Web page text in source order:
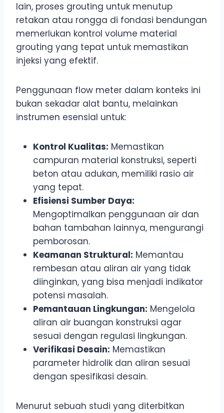
lain, proses grouting untuk menutup
retakan atau rongga di fondasi bendungan
memerlukan kontrol volume material
grouting yang tepat untuk memastikan
injeksi yang efektif.
Penggunaan flow meter dalam konteks ini
bukan sekadar alat bantu, melainkan
instrumen esensial untuk:
Kontrol Kualitas: Memastikan
campuran material konstruksi, seperti
beton atau adukan, memiliki rasio air
yang tepat.
Efisiensi Sumber Daya:
Mengoptimalkan penggunaan air dan
bahan tambahan lainnya, mengurangi
pemborosan.
Keamanan Struktural: Memantau
rembesan atau aliran air yang tidak
diinginkan, yang bisa menjadi indikator
potensi masalah.
Pemantauan Lingkungan: Mengelola
aliran air buangan konstruksi agar
sesuai dengan regulasi lingkungan.
Verifikasi Desain: Memastikan
parameter hidrolik dan aliran sesuai
dengan spesifikasi desain.
Menurut sebuah studi yang diterbitkan